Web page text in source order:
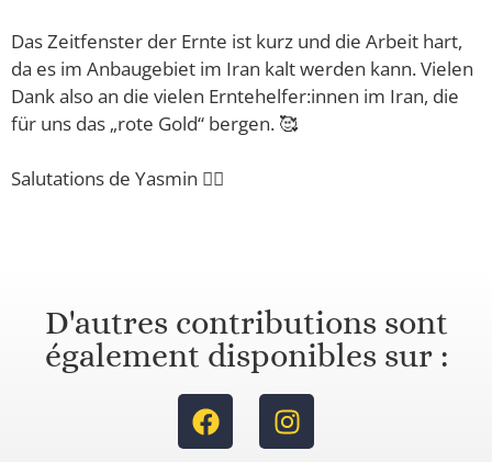
Das Zeitfenster der Ernte ist kurz und die Arbeit hart,
da es im Anbaugebiet im Iran kalt werden kann. Vielen
Dank also an die vielen Erntehelfer:innen im Iran, die
für uns das „rote Gold“ bergen. 🥰
Salutations de Yasmin 🙋‍♀️
D'autres contributions sont
également disponibles sur :